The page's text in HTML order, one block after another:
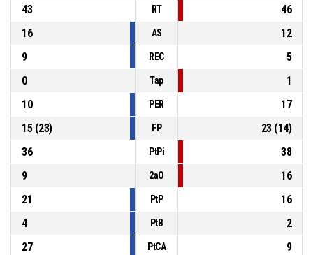
43
RT
46
16
AS
12
9
REC
5
0
Tap
1
10
PER
17
15(23) FP 23(14)
36
PtPi
38
9
2aO
16
21
PtP
16
4
PtB
2
27
PtCA 9